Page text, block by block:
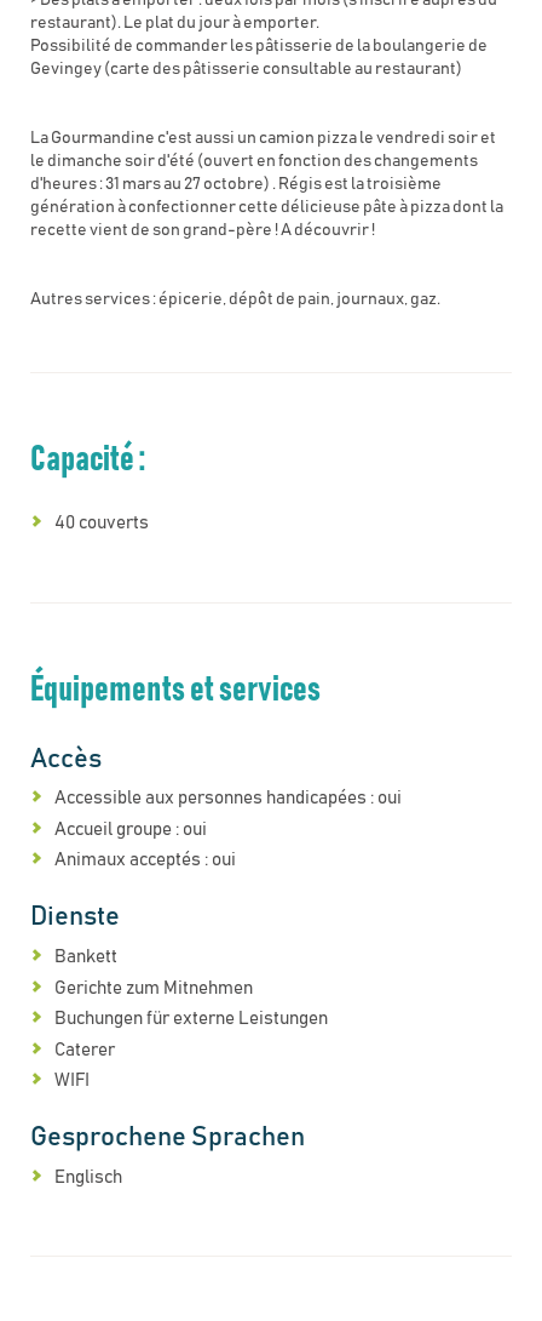
restaurant). Le plat du jour à emporter.
Possibilité de commander les pâtisserie de la boulangerie de
Gevingey (carte des pâtisserie consultable au restaurant)
La Gourmandine c'est aussi un camion pizza le vendredi soir et
le dimanche soir d'été (ouvert en fonction des changements
d'heures : 31 mars au 27 octobre) . Régis est la troisième
génération à confectionner cette délicieuse pâte à pizza dont la
recette vient de son grand-père ! A découvrir !
Autres services : épicerie, dépôt de pain, journaux, gaz.
Capacité :
40 couverts
Équipements et services
Accès
Accessible aux personnes handicapées : oui
Accueil groupe : oui
Animaux acceptés : oui
Dienste
Bankett
Gerichte zum Mitnehmen
Buchungen für externe Leistungen
Caterer
WIFI
Gesprochene Sprachen
Englisch